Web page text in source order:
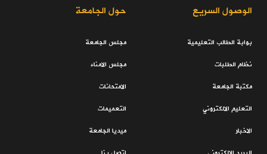
الوصول السريع
بوابة الطالب التعليمية
نظام الطلبات
مكتبة الجامعة
التعليم الالكتروني
الاخبار
حول الجامعة
مجلس الجامعة
مجلس الامناء
الامتحانات
التعميمات
ميديا الجامعة